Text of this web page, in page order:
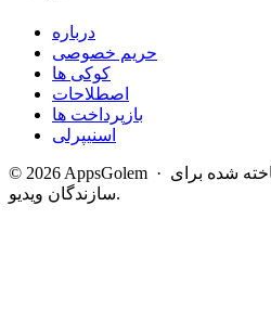
درباره
حریم خصوصی
کوکی ها
اصطلاحات
بازپرداخت ها
اسنیپرلی
شده برای
سازندگان ویدیو.